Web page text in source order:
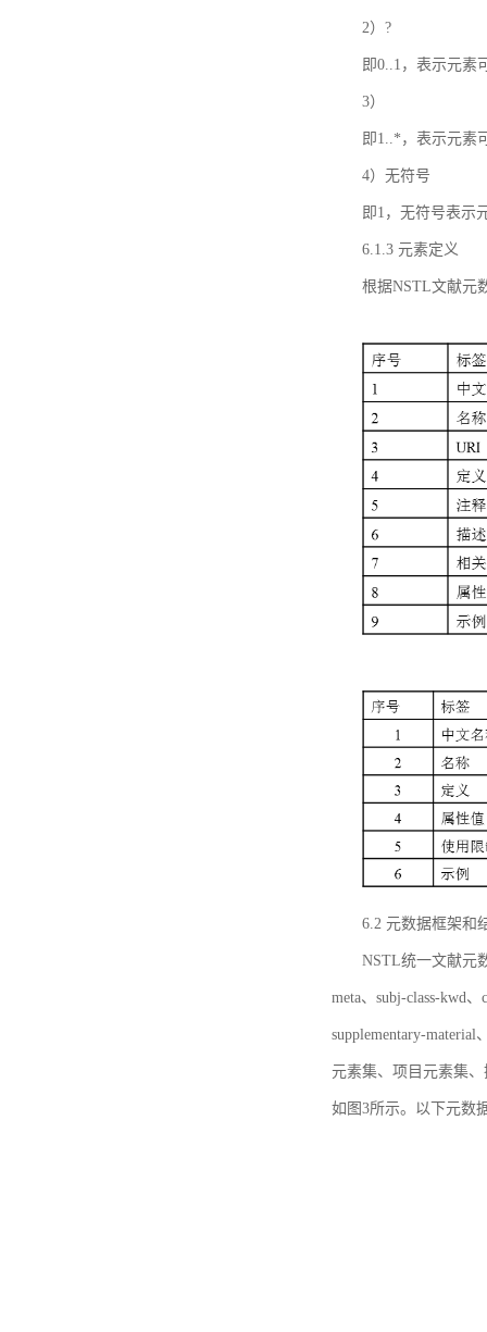
2）?
即0..1，表示元素
3）
即1..*，表示元素
4）无符号
即1，无符号表示
6.1.3 元素定义
根据NSTL文献元
6.2 元数据框架和
NSTL统一文献元
meta、subj-class-kwd
supplementary-
元素集、项目元素集
如图3所示。以下元数